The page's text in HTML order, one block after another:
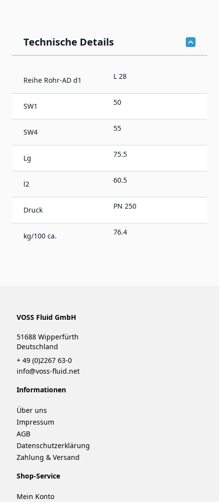
Technische Details
Reihe Rohr-AD d1 L 28
SW1 50
SW4 55
Lg 75.5
l2 60.5
Druck PN 250
kg/100 ca. 76.4
VOSS Fluid GmbH
51688 Wipperfürth
Deutschland
+ 49 (0)2267 63-0
info@voss-fluid.net
Informationen
Über uns
Impressum
AGB
Datenschutzerklärung
Zahlung & Versand
Shop-Service
Mein Konto